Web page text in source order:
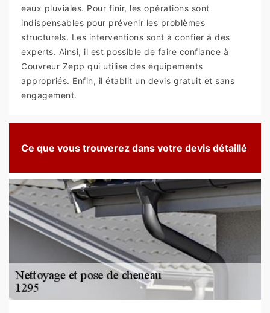
eaux pluviales. Pour finir, les opérations sont
indispensables pour prévenir les problèmes
structurels. Les interventions sont à confier à des
experts. Ainsi, il est possible de faire confiance à
Couvreur Zepp qui utilise des équipements
appropriés. Enfin, il établit un devis gratuit et sans
engagement.
Ce que vous trouverez dans votre devis détaillé